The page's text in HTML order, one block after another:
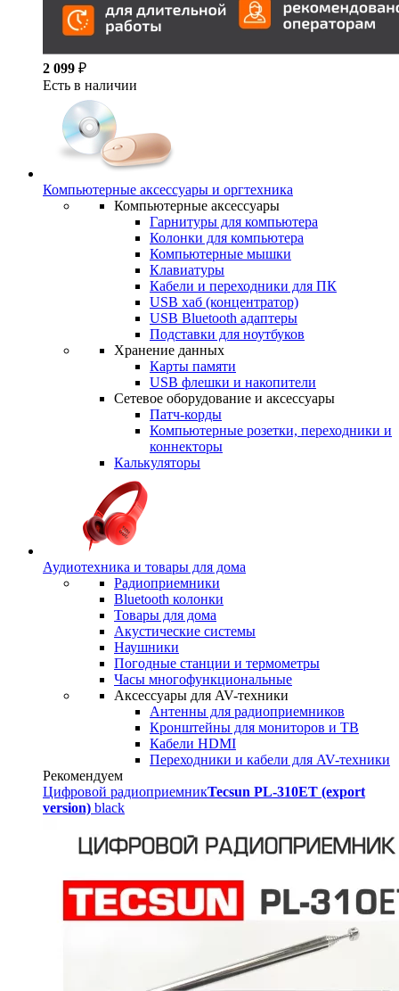
2 099 ₽
Есть в наличии
Компьютерные аксессуары и оргтехника
Компьютерные аксессуары
Гарнитуры для компьютера
Колонки для компьютера
Компьютерные мышки
Клавиатуры
Кабели и переходники для ПК
USB хаб (концентратор)
USB Bluetooth адаптеры
Подставки для ноутбуков
Хранение данных
Карты памяти
USB флешки и накопители
Сетевое оборудование и аксессуары
Патч-корды
Компьютерные розетки, переходники и
коннекторы
Калькуляторы
Аудиотехника и товары для дома
Радиоприемники
Bluetooth колонки
Товары для дома
Акустические системы
Наушники
Погодные станции и термометры
Часы многофункциональные
Аксессуары для AV-техники
Антенны для радиоприемников
Кронштейны для мониторов и ТВ
Кабели HDMI
Переходники и кабели для AV-техники
Рекомендуем
Цифровой радиоприемникTecsun PL-310ET (export
version) black